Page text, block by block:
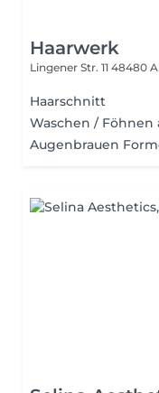
Haarwerk
Lingener Str. 11 48480
Haarschnitt
Waschen / Föhnen
Augenbrauen